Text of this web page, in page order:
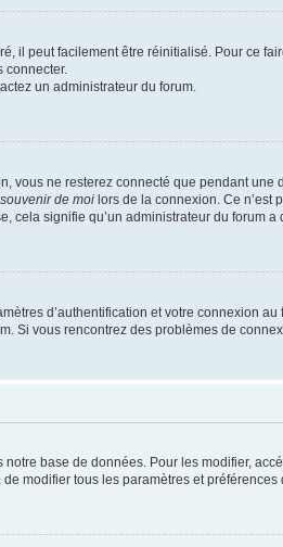
il peut facilement être réinitialisé. Pour ce
connecter.
un administrateur du forum.
vous ne resterez connecté que pendant une
de moi lors de la connexion. Ce n’est
cela signifie qu’un administrateur du forum a
d’authentification et votre connexion
Si vous rencontrez des problèmes de
base de données. Pour les modifier,
modifier tous les paramètres et préférences